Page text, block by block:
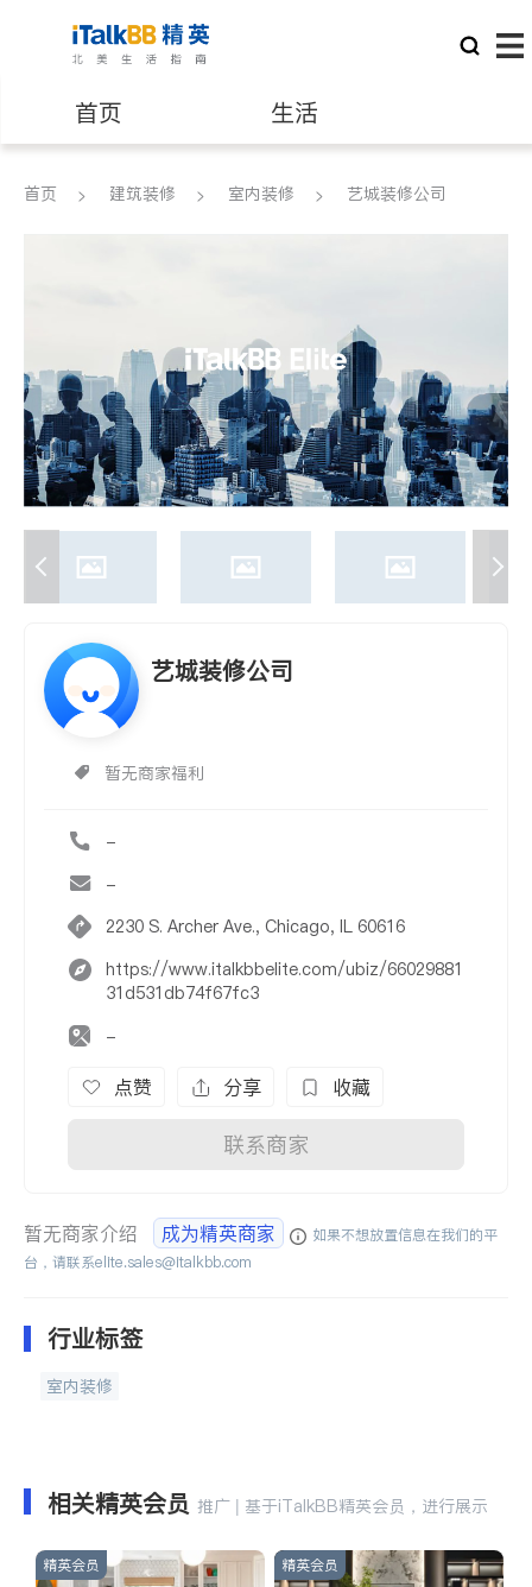
首页 生活
医生 律师
养老 非盈利组织
首页 建筑装修 室内装修 艺城装修公司
艺城装修公司
暂无商家福利
-
-
2230 S. Archer Ave., Chicago, IL 60616
https://www.italkbbelite.com/ubiz/66029881
31d531db74f67fc3
-
点赞 分享 收藏
联系商家
暂无商家介绍 成为精英商家
如果不想放置信息在我们的平
台，请联系elite.sales@italkbb.com
行业标签
室内装修
相关精英会员 推广 | 基于iTalkBB精英会员，进行展示
精英会员 精英会员